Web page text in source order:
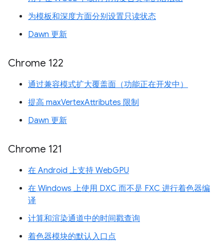
为模板和深度方面分别设置只读状态
Dawn 更新
Chrome 122
通过兼容模式扩大覆盖面（功能正在开发中）
提高 maxVertexAttributes 限制
Dawn 更新
Chrome 121
在 Android 上支持 WebGPU
在 Windows 上使用 DXC 而不是 FXC 进行着色器编
译
计算和渲染通道中的时间戳查询
着色器模块的默认入口点